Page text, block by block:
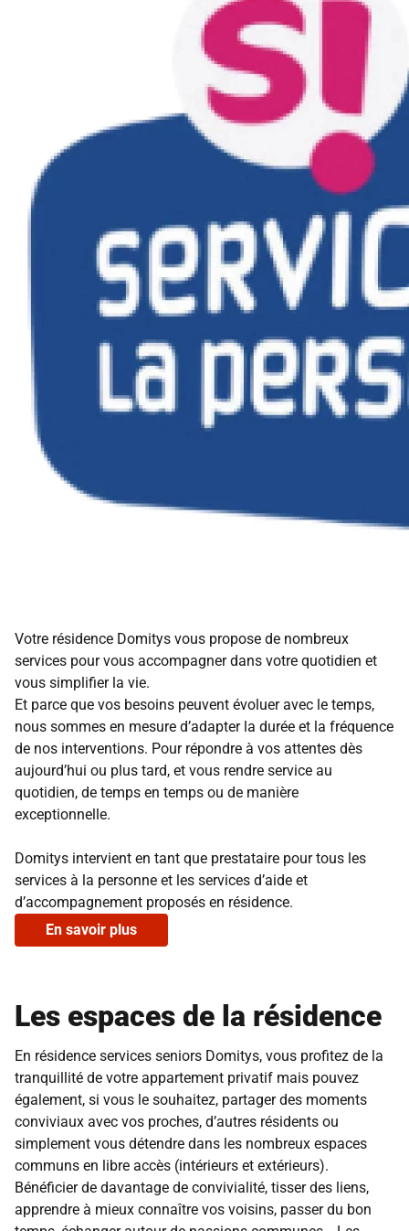
Votre résidence Domitys vous propose de nombreux
services pour vous accompagner dans votre quotidien et
vous simplifier la vie.
Et parce que vos besoins peuvent évoluer avec le temps,
nous sommes en mesure d’adapter la durée et la fréquence
de nos interventions. Pour répondre à vos attentes dès
aujourd’hui ou plus tard, et vous rendre service au
quotidien, de temps en temps ou de manière
exceptionnelle.
Domitys intervient en tant que prestataire pour tous les
services à la personne et les services d’aide et
d’accompagnement proposés en résidence.
En savoir plus
Les espaces de la résidence
En résidence services seniors Domitys, vous profitez de la
tranquillité de votre appartement privatif mais pouvez
également, si vous le souhaitez, partager des moments
conviviaux avec vos proches, d’autres résidents ou
simplement vous détendre dans les nombreux espaces
communs en libre accès (intérieurs et extérieurs).
Bénéficier de davantage de convivialité, tisser des liens,
apprendre à mieux connaître vos voisins, passer du bon